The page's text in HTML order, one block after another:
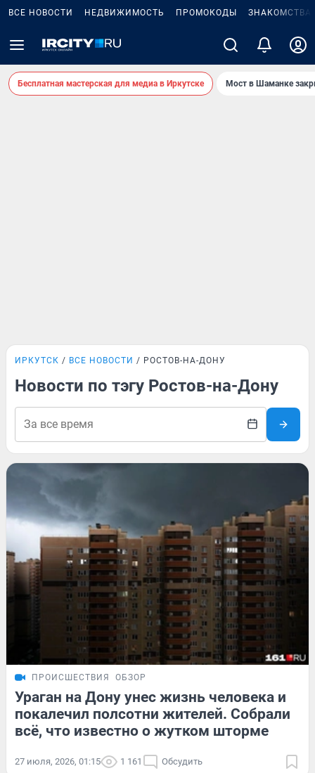
ВСЕ НОВОСТИ НЕДВИЖИМОСТЬ ПРОМОКОДЫ ЗНАКОМСТВА
Бесплатная мастерская для медиа в Иркутске Мост в Шаманке
ИРКУТСК ВСЕ НОВОСТИ РОСТОВ-НА-ДОНУ
Новости по тэгу Ростов-на-Дону
ПРОИСШЕСТВИЯ ОБЗОР
Ураган на Дону унес жизнь человека и
покалечил полсотни жителей. Собрали
всё, что известно о жутком шторме
27 июля, 2026, 01:15 1 161 Обсудить